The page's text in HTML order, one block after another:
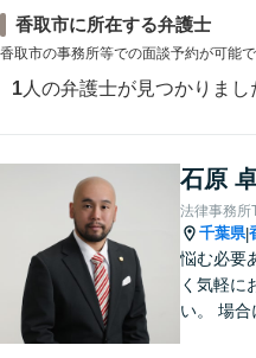
香取市に所在する弁護士
香取市の事務所等での面談予約が可能で
1 人の弁護士が見つかりまし
石原
法律事務所
千葉県|
悩む必要
く気軽に
い。 場合